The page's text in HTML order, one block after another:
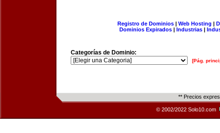
Registro de Dominios| Web Hosting |
Dominios Expirados | Industrias |
Categorías de Dominio:
[Pág.
** Precios
© 2002/2022 Solo10.com